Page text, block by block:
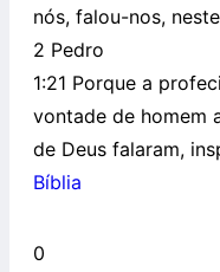
nós, falou-nos,
2 Pedro
1:21 Porque a
vontade de homem
de Deus falaram,
Bíblia
0